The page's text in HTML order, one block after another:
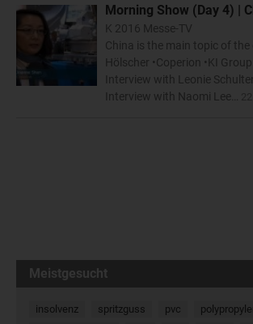
Morning Show (Day 4) |
K 2016 Messe-TV
China is the main topic of the
Hölscher •Coperion •KI
Interview with Leonie
Interview with Naomi Lee…
Meistgesucht
insolvenz spritzguss pvc